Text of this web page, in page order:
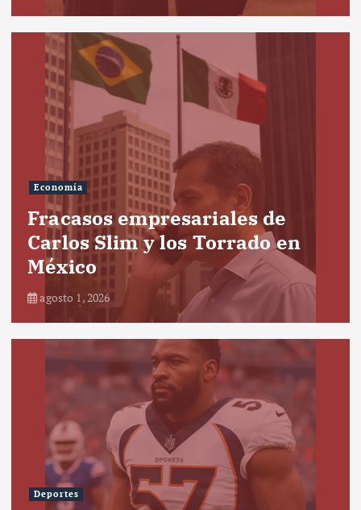
Economía
Fracasos empresariales de
Carlos Slim y los Torrado en
México
agosto 1, 2026
Deportes